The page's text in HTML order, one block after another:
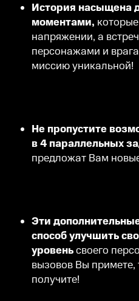
История насыщена
моментами,
напряжении, а
персонажами и
миссию уникальной!
Не пропустите
в 4 параллельных
предложат Вам
Эти
способ улучшить
уровеньсвоего
вызовов Вы
получите!